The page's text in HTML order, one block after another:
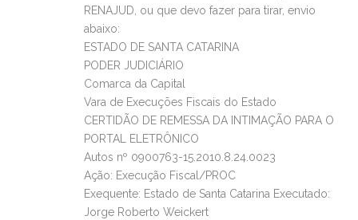
RENAJUD, ou que devo fazer para tirar, envio
abaixo:
ESTADO DE SANTA CATARINA
PODER JUDICIÁRIO
Comarca da Capital
Vara de Execuções Fiscais do Estado
CERTIDÃO DE REMESSA DA INTIMAÇÃO PARA O
PORTAL ELETRÔNICO
Autos nº 0900763-15.2010.8.24.0023
Ação: Execução Fiscal/PROC
Exequente: Estado de Santa Catarina Executado:
Jorge Roberto Weickert